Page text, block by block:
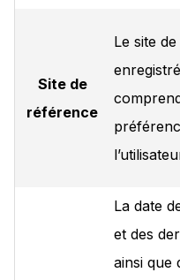
Site de
référence
Le site
La date
et des
ainsi que